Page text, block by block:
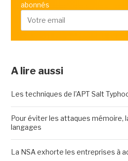
abonnés
A lire aussi
Les techniques de l'APT Salt
Pour éviter les attaques mémoire,
langages
La NSA exhorte les entreprises à